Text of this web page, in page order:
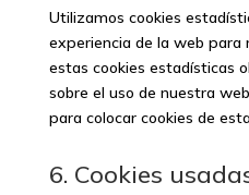
Utilizamos cookies
experiencia de la web para
estas cookies estadísticas
sobre el uso de nuestra
para colocar cookies de
6. Cookies